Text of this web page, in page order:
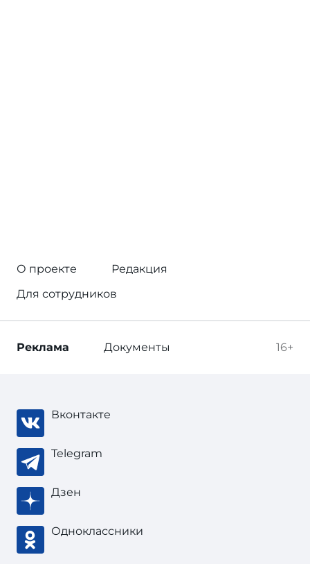
О проекте
Редакция
Для сотрудников
16+
Реклама Документы
Вконтакте
Telegram
Дзен
Одноклассники